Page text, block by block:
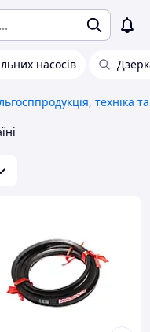
насосів